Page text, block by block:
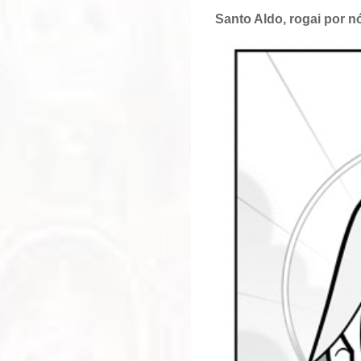
Santo Aldo, rogai por